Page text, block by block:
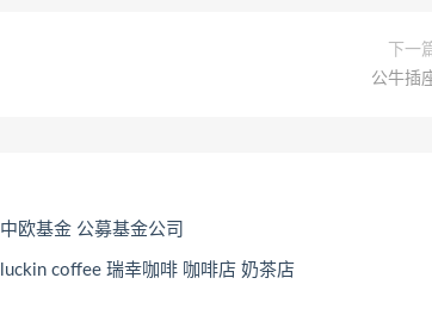
下一
公牛插
中欧基金 公募基金公司
luckin coffee 瑞幸咖啡 咖啡店 奶茶店